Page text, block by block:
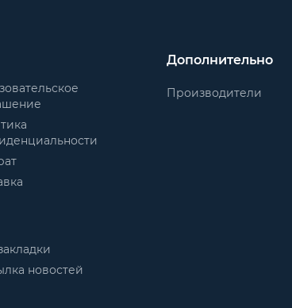
Дополнительно
Производители
новостей